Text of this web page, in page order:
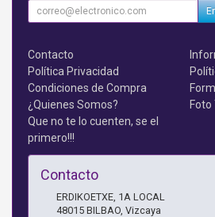
Contacto
Política Privacidad
Condiciones de Compra
¿Quienes Somos?
Que no te lo cuenten, se el
primero!!!
Contacto
ERDIKOETXE, 1A LOCAL
48015 BILBAO Vizcaya